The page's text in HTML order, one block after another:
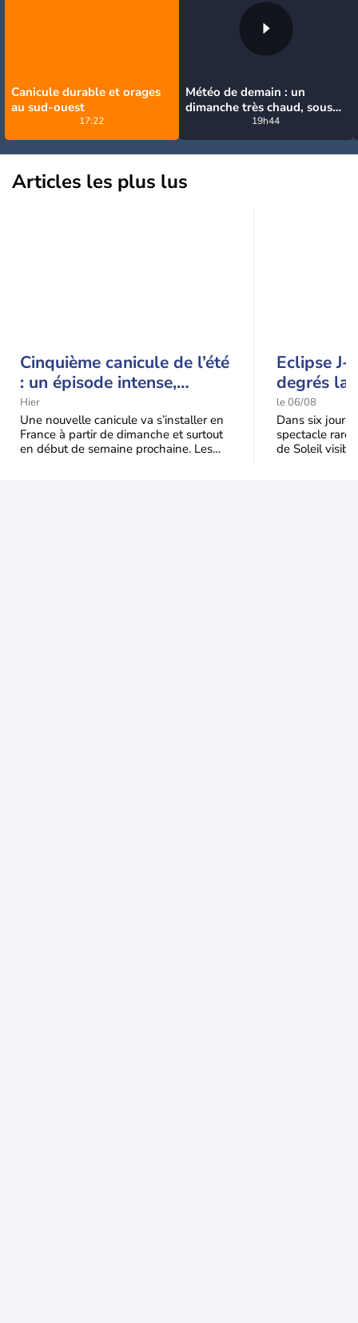
Canicule durable et orages
au sud-ouest
17:22
Météo de demain : un
dimanche très chaud, sous
la menace de quelques
orages
19h44
Articles les plus lus
Cinquième canicule de l’été
: un épisode intense,
durable et étendu la
semaine prochaine
Hier
Une nouvelle canicule va s’installer en
France à partir de dimanche et surtout
en début de semaine prochaine. Les
Eclipse J-
degrés la
t-elle
l'éclipse
le 06/08
Dans six
spectacle rare
de Soleil